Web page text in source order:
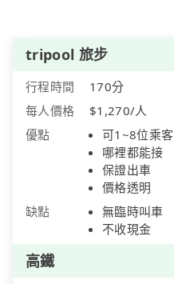
tripool 旅步
行程時間
170分
每人價格
$1,270/人
優點
可1~8位乘客
哪裡都能接
保證出車
價格透明
缺點
無臨時叫車
不收現金
高鐵